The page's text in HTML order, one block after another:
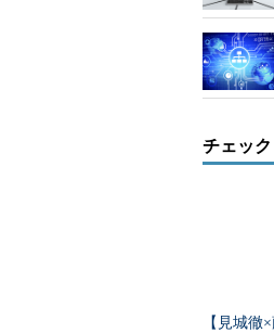
チェッ
【見城徹